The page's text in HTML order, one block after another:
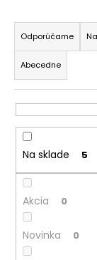
R
a
d
e
n
i
e
p
r
o
d
u
k
Odporúčame
Abecedne
Na sklade 5
Akcia 0
Novinka 0
e
n
á
j
s
ť
?